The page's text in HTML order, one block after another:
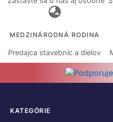
MEDZINÁRODNÁ RODINA
Predajca stavebníc a dielov
KATEGÓRIE